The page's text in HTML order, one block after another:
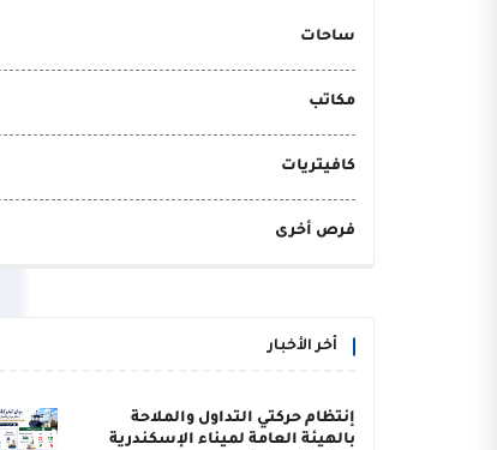
ساحات
مكاتب
كافيتريات
فرص أخرى
أخر الأخبار
إنتظام حركتي التداول والملاحة
بالهيئة العامة لميناء الإسكندرية